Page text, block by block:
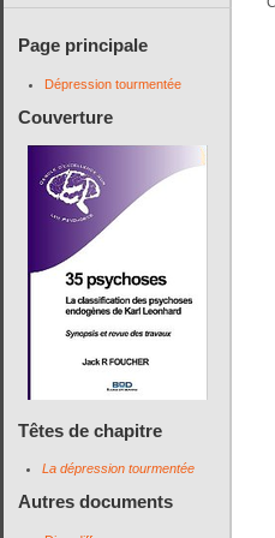
Page principale
Dépression tourmentée
Couverture
Têtes de chapitre
La dépression tourmentée
Autres documents